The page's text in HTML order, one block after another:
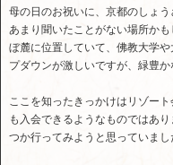
母の日のお祝いに、京都のしょ
あまり聞いたことがない場所かも
ぼ麓に位置していて、佛教大学
プダウンが激しいですが、緑豊か
ここを知ったきっかけはリゾー
も入会できるようなものではあ
つか行ってみようと思っていまし